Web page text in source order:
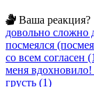
Ваша реакция?
довольно сложно
посмеялся
со всем согласен
меня вдохновило!
грусть (1)